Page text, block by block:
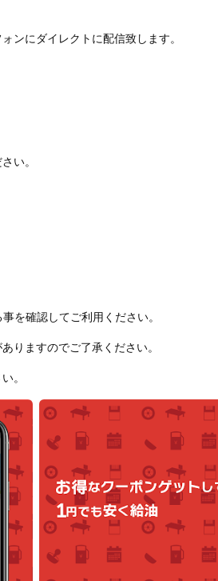
ンにダイレクトに配信致します。
い。
を確認してご利用ください。
りますのでご了承ください。
。